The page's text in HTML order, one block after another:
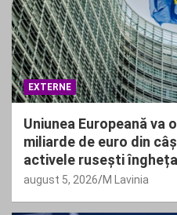
EXTERNE
Uniunea Europeană va
miliarde de euro din
activele rusești
august 5, 2026 M Lavinia